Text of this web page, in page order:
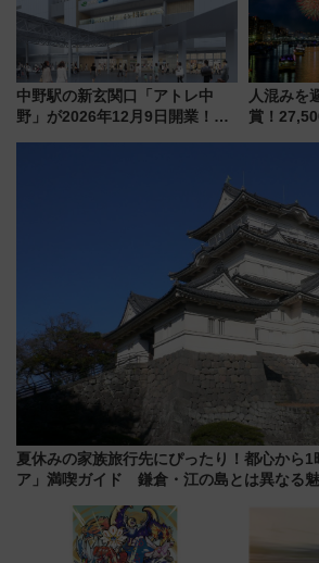
中野駅の新玄関口「アトレ中
野」が2026年12月9日開業！新
人混みを
賞！
夏休みの家族旅行先にぴったり！都心から1
ア」満喫ガイド 鎌倉・江の島とは異なる